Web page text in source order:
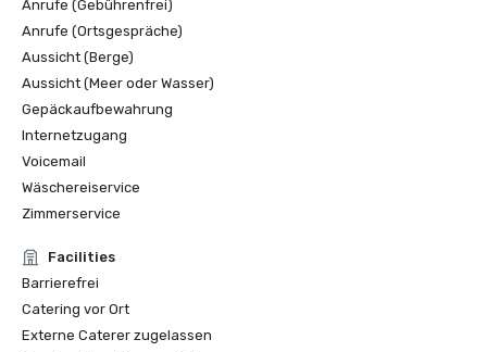
Anrufe (Gebührenfrei)
Anrufe (Ortsgespräche)
Aussicht (Berge)
Aussicht (Meer oder Wasser)
Gepäckaufbewahrung
Internetzugang
Voicemail
Wäschereiservice
Zimmerservice
Facilities
Barrierefrei
Catering vor Ort
Externe Caterer zugelassen